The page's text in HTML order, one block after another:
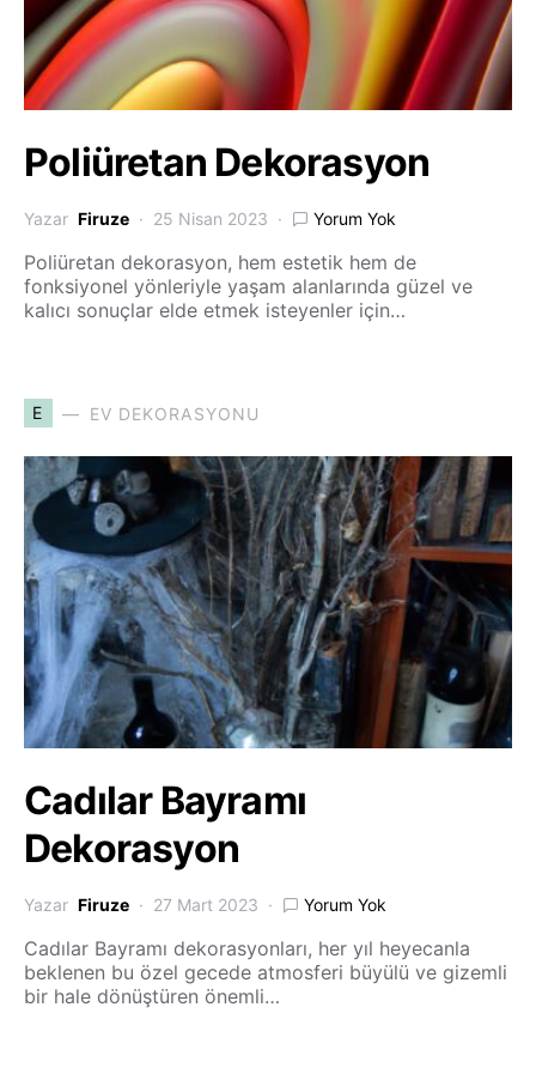
Poliüretan Dekorasyon
Yazar Firuze 25 Nisan 2023 Yorum Yok
Poliüretan dekorasyon, hem estetik hem de
fonksiyonel yönleriyle yaşam alanlarında güzel ve
kalıcı sonuçlar elde etmek isteyenler için…
E EV DEKORASYONU
Cadılar Bayramı
Dekorasyon
Yazar Firuze 27 Mart 2023 Yorum Yok
Cadılar Bayramı dekorasyonları, her yıl heyecanla
beklenen bu özel gecede atmosferi büyülü ve gizemli
bir hale dönüştüren önemli…